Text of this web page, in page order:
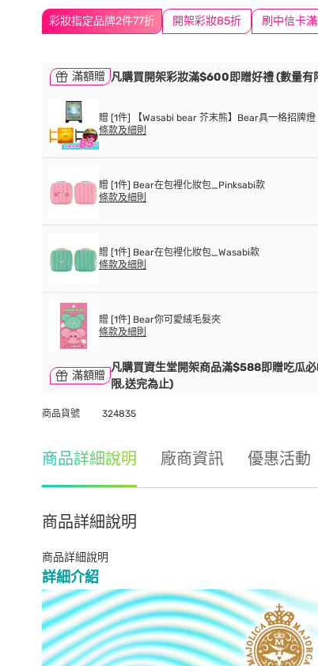
彩妝指定品牌2件77折 開架彩妝85折
滿額贈 凡購買開架彩妝滿$600即贈好禮 (數量有
贈 [1件] 【Wasabi bear 芥末熊】Bear具一格招牌燈
條款及細則
贈 [1件] Bear在包裡化妝包_Pinksabi款
條款及細則
贈 [1件] Bear在包裡化妝包_Wasabi款
條款及細則
贈 [1件] Bear你可愛絨毛髮夾
條款及細則
滿額贈
凡購買資生堂開架商品滿$588即贈吃瓜
限,送完為止)
商品貨號 324835
商品詳細說明 廠商資訊 優惠活動
商品詳細說明
商品詳細說明
詳細介紹